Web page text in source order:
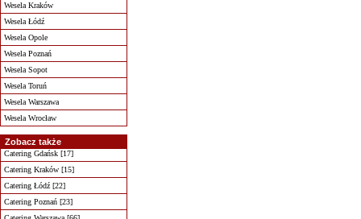
Wesela Kraków
Wesela Łódź
Wesela Opole
Wesela Poznań
Wesela Sopot
Wesela Toruń
Wesela Warszawa
Wesela Wrocław
Zobacz także
Catering Gdańsk [17]
Catering Kraków [15]
Catering Łódź [22]
Catering Poznań [23]